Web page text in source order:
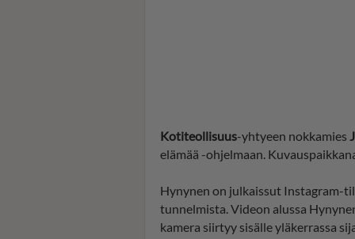
Kotiteollisuus-yhtyeen nokkamies
elämää -ohjelmaan.
Hynynen on julkaissut Instagram-
tunnelmista. Videon alussa
kamera siirtyy sisälle yläkerrassa